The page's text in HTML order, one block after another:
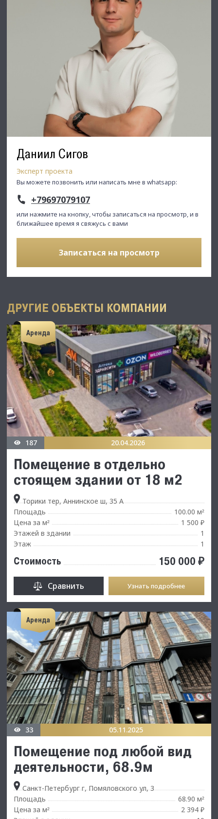
Даниил Сигов
Эксперт проекта
Вы можете позвонить или написать мне в whatsapp:
+79697079107
или нажмите на кнопку, чтобы записаться на просмотр, и в
ближайшее время я свяжусь с вами
Записаться на просмотр
ДРУГИЕ ОБЪЕКТЫ КОМПАНИИ
Аренда
187 20.04.2026
Помещение в отдельно
стоящем здании от 18 м2
Торики тер, Аннинское ш, 35 А
Площадь
100.00 м²
Цена за м²
1 500 ₽
Этажей в здании
1
Этаж
1
Стоимость 150 000 ₽
Сравнить Узнать подробнее
Аренда
33 05.11.2025
Помещение под любой вид
деятельности, 68.9м
Санкт-Петербург г, Помяловского ул, 3
Площадь
68.90 м²
Цена за м²
2 394 ₽